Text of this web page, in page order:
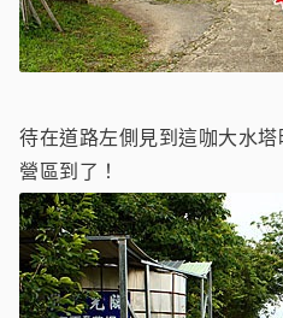
待在道路左側見到這咖大水
營區到了！